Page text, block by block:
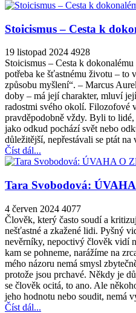
Stoicismus – Cesta k
19 listopad 2024 4928
Stoicismus – Cesta k
potřeba ke šťastnému životu – to
způsobu myšlení“. – Marcus
doby – má její charakter, mluví
radostmi svého okolí. Filozofové
pravděpodobně vždy. Byli to
jako odkud pochází svět nebo
důležitější, nepřestávali se ptát na
Číst dál...
Tara Svobodová:
4 červen 2024 4077
Člověk, který často soudí a
nešťastné a zkažené lidi. Pyšný
nevěrníky, nepoctivý člověk vidí
kam se pohneme, narážíme na
mého názoru nemá smysl
protože jsou prchavé. Někdy je
se člověk ocitá, to ano. Ale
jeho hodnotu nebo soudit, nemá
Číst dál...